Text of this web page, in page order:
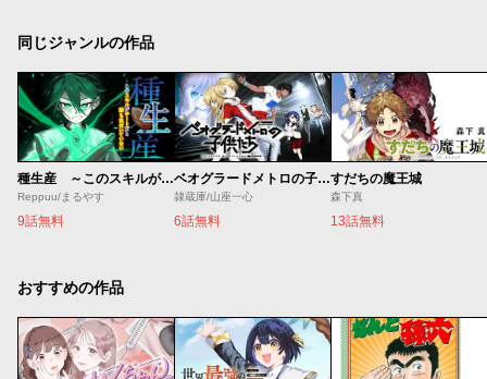
同じジャンルの作品
種生産 ～このスキルがチートだとまだ誰も気付いていない～
Reppuu/まるやす
9話無料
ベオグラードメトロの子供たち
隷蔵庫/山座一心
6話無料
すだちの魔王城
森下真
13話無料
おすすめの作品